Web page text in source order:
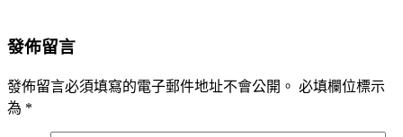
發佈留言
發佈留言必須填寫的電子郵件地址不會公開。 必填欄位標示
為 *